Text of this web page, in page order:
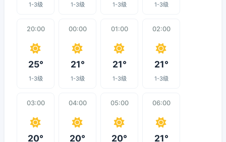
1-3级 1-3级 1-3级 1-3级
20:00
25°
1-3级
00:00
21°
1-3级
01:00
21°
1-3级
02:00
21°
1-3级
03:00
20°
04:00
20°
05:00
20°
06:00
21°